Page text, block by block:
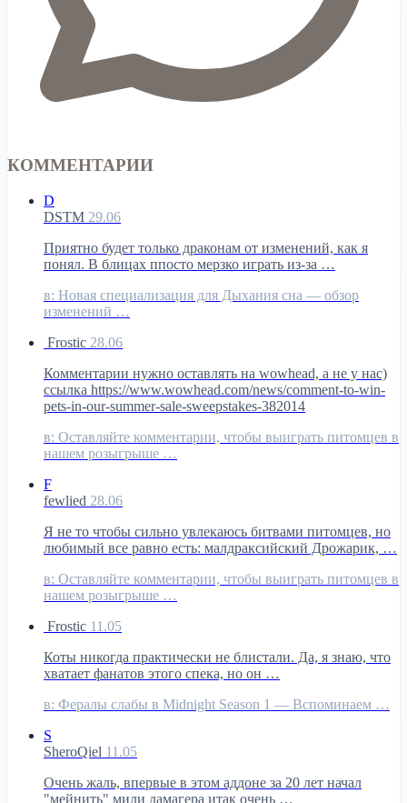
КОММЕНТАРИИ
D
DSTM 29.06
Приятно будет только драконам от изменений, как я
понял. В блицах ппосто мерзко играть из-за …
в: Новая специализация для Дыхания сна — обзор
изменений …
Frostic 28.06
Комментарии нужно оставлять на wowhead, а не у нас)
ссылка https://www.wowhead.com/news/comment-to-win-
pets-in-our-summer-sale-sweepstakes-382014
в: Оставляйте комментарии, чтобы выиграть питомцев в
нашем розыгрыше …
F
fewlied 28.06
Я не то чтобы сильно увлекаюсь битвами питомцев, но
любимый все равно есть: малдраксийский Дрожарик, …
в: Оставляйте комментарии, чтобы выиграть питомцев в
нашем розыгрыше …
Frostic 11.05
Коты никогда практически не блистали. Да, я знаю, что
хватает фанатов этого спека, но он …
в: Фералы слабы в Midnight Season 1 — Вспоминаем …
S
SheroQiel 11.05
Очень жаль, впервые в этом аддоне за 20 лет начал
"мейнить" мили дамагера итак очень …